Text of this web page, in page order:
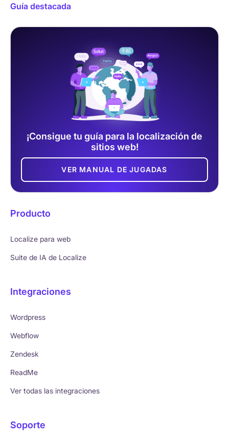
Guía destacada
¡Consigue tu guía para la localización de
sitios web!
VER MANUAL DE JUGADAS
Producto
Localize para web
Suite de IA de Localize
Integraciones
Wordpress
Webflow
Zendesk
ReadMe
Ver todas las integraciones
Soporte